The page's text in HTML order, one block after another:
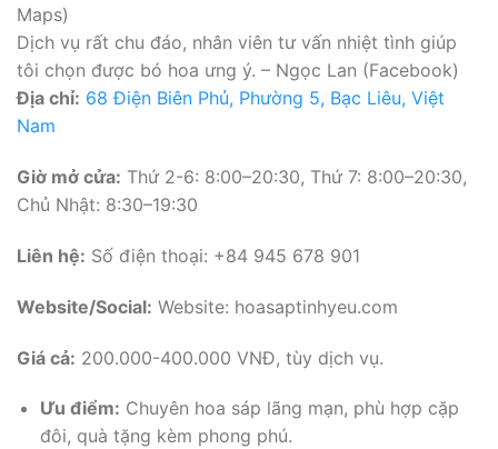
Maps)
Dịch vụ rất chu đáo, nhân viên tư vấn nhiệt tình giúp
tôi chọn được bó hoa ưng ý. – Ngọc Lan (Facebook)
Địa chỉ: 68 Điện Biên Phủ, Phường 5, Bạc Liêu, Việt
Nam
Giờ mở cửa: Thứ 2-6: 8:00–20:30, Thứ 7: 8:00–20:30,
Chủ Nhật: 8:30–19:30
Liên hệ: Số điện thoại: +84 945 678 901
Website/Social: Website: hoasaptinhyeu.com
Giá cả: 200.000-400.000 VNĐ, tùy dịch vụ.
Ưu điểm: Chuyên hoa sáp lãng mạn, phù hợp cặp
đôi, quà tặng kèm phong phú.